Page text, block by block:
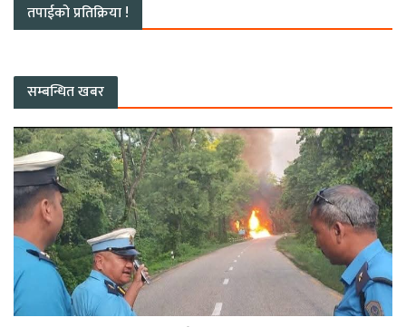
तपाईको प्रतिक्रिया !
सम्बन्धित खबर